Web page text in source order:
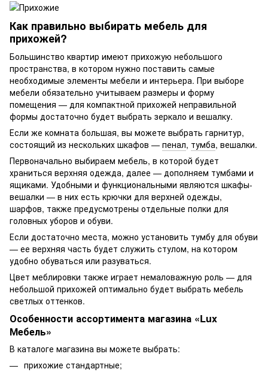
Как правильно выбирать мебель для
прихожей?
Большинство квартир имеют прихожую небольшого
пространства, в котором нужно поставить самые
необходимые элементы мебели и интерьера. При выборе
мебели обязательно учитываем размеры и форму
помещения — для компактной прихожей неправильной
формы достаточно будет выбрать зеркало и вешалку.
Если же комната большая, вы можете выбрать гарнитур,
состоящий из нескольких шкафов — пенал, тумба, вешалки.
Первоначально выбираем мебель, в которой будет
храниться верхняя одежда, далее — дополняем тумбами и
ящиками. Удобными и функциональными являются шкафы-
вешалки — в них есть крючки для верхней одежды,
шарфов, также предусмотрены отдельные полки для
головных уборов и обуви.
Если достаточно места, можно установить тумбу для обуви
— ее верхняя часть будет служить стулом, на котором
удобно обуваться или разуваться.
Цвет меблировки также играет немаловажную роль — для
небольшой прихожей оптимально будет выбрать мебель
светлых оттенков.
Особенности ассортимента магазина «Lux
Мебель»
В каталоге магазина вы можете выбрать:
прихожие стандартные;